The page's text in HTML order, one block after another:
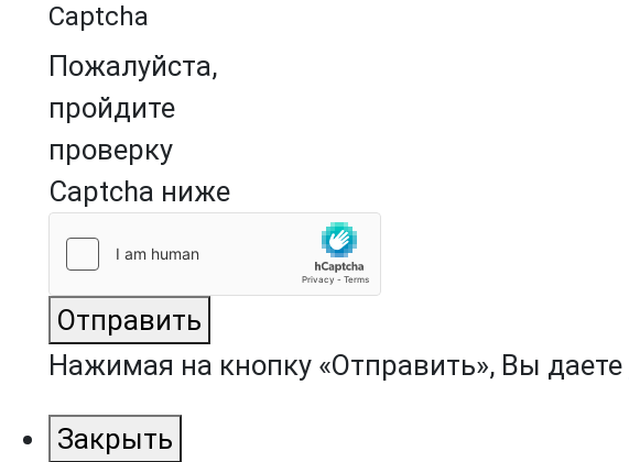
Captcha
Пожалуйста,
пройдите
проверку
Captcha ниже
Отправить
Нажимая на кнопку «Отправить», Вы даете
Закрыть